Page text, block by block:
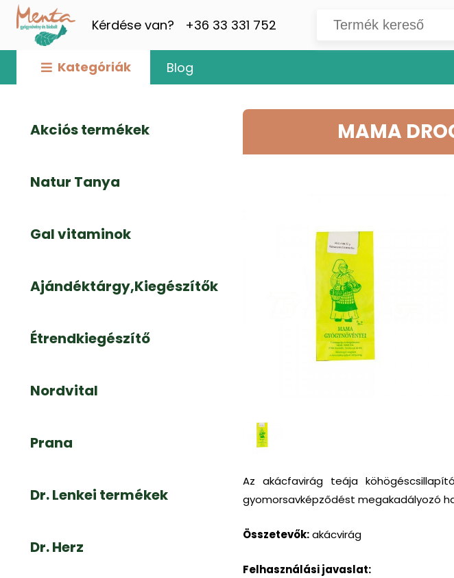
Kérdése van? +36 33 331 752
Kategóriák Blog
Akciós termékek
Natur Tanya
Gal vitaminok
Ajándéktárgy,Kiegészítők
Étrendkiegészítő
Nordvital
Prana
Dr. Lenkei termékek
Dr. Herz
MAMA
Az akácfavirág teája
gyomorsavképződést megakadályozó
Összetevők:akácvirág
Felhasználási javaslat: